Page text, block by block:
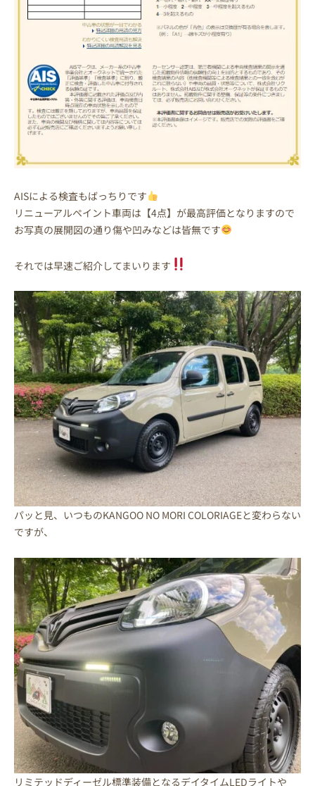
AISによる検査もばっちりです
リニューアルペイント車両は【4点】が最高評価となりますので
お写真の展開図の通り傷や凹みなどは皆無です
それでは早速ご紹介してまいります
パッと見、いつものKANGOO NO MORI COLORIAGEと変わらない
ですが、
リミテッドディーゼル標準装備となるデイタイムLEDライトや